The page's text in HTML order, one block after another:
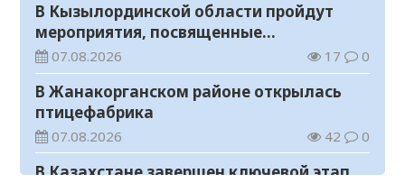
В Кызылординской области пройдут
мероприятия, посвященные
Международному дню молодежи
07.08.2026 17 0
В Жанакорганском районе открылась
птицефабрика
07.08.2026 42 0
В Казахстане завершен ключевой этап